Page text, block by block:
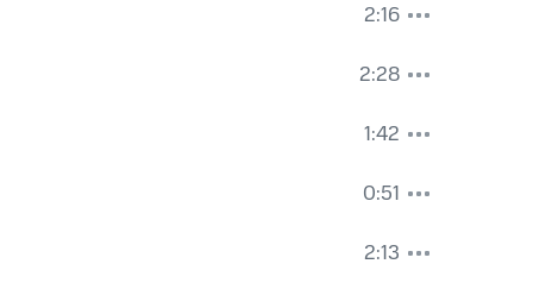
2:16
2:28
1:42
0:51
2:13